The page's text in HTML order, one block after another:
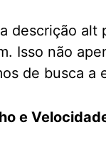
descrição alt
Isso não
de busca a
e